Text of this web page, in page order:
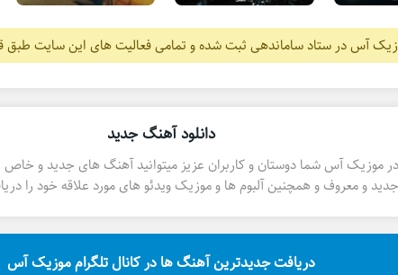
آس در ستاد ساماندهی ثبت شده و تمامی فعالیت های این سایت طبق
دانلود آهنگ جدید
در موزیک آس شما دوستان و کاربران عزیز میتوانید آهنگ های جدید و
جدید و معروف و همچنین آلبوم ها و موزیک ویدئو های مورد علاقه خود را
دریافت جدیدترین آهنگ ها در کانال تلگرام موزیک آس